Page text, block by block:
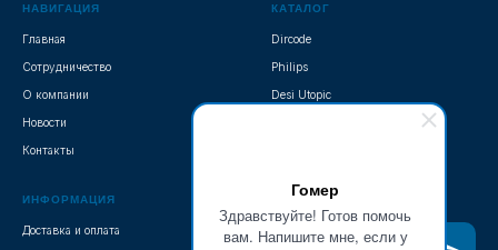
Гомер
Здравствуйте! Готов помочь
вам. Напишите мне, если у
НАВИГАЦИЯ
Главная
Сотрудничество
О компании
Новости
Контакты
КАТАЛОГ
Dircode
Philips
Desi Utopic
ИНФОРМАЦИЯ
Доставка и оплата
ПОДПИСАТЬСЯ